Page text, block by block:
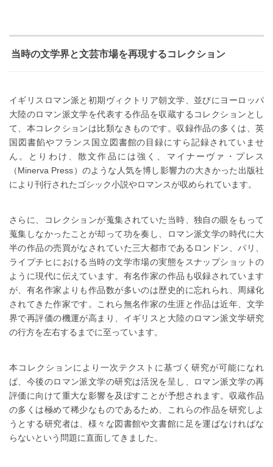
当時の文学界と文芸市場を再現するコレクション
イギリスロマン派と初期ヴィクトリア朝文学、並びにヨーロッパ
大陸のロマン派文学を代表する作品を収蔵するコレクションとし
て、本コレクションは比類なきものです。収録作品の多くは、英
国図書餡やフランス国立図書館の目録にすら記録されていませ
ん。とりわけ、散文作品には強く、マイナーヴァ・プレス
（Minerva Press）のような人気を博し影響力の大きかった出版社
により刊行されたゴシック小説やロマンスが収められています。
さらに、コレクションが蒐集されていた当時、独自の眼をもって
蒐集しなかったことが却って功を奏し、ロマン派文学の時代に大
半の作品の売買がなされていた三大都市であるロンドン、パリ、
ライプチヒにおける当時の文学市場の実態をスナップショットの
ように現代に伝えています。有名作家の作品も収録されています
が、有名作家よりも作品数が多いのは歴史的に忘れられ、周縁化
されてきた作家です。これら無名作家の生涯と作品は近年、文学
界で再評価の機運が高まり、イギリスと大陸のロマン派文学研究
の行方を左右するまでに至っています。
本コレクションにより一次テクストに基づく研究が可能になれ
ば、今後のロマン派文学の研究は活況を呈し、ロマン派文学の再
評価に向けて重大な影響を及ぼすことが予想されます。収蔵作品
の多くは極めて稀少なものであるため、これらの作品を研究しよ
うとする研究者は、様々な図書館や文書館に足を運ばなければな
らないという問題に直面してきました。